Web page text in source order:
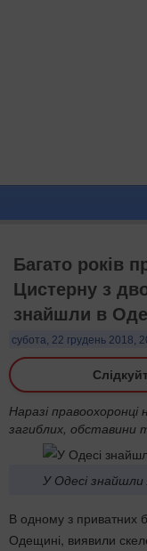
Багато років
Цистерну з
знайшли в
субота, 22 грудень 2018,
Наразі
загиблих, обставини
У Одесі
В одному з приватних
Одещині, виявили